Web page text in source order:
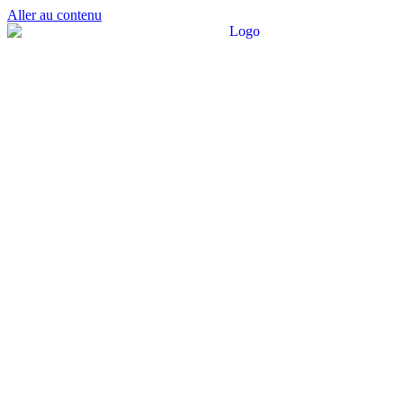
Aller au contenu